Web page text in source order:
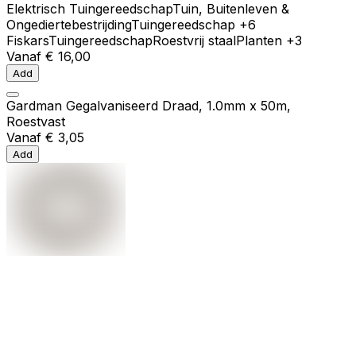
Elektrisch TuingereedschapTuin, Buitenleven &
OngediertebestrijdingTuingereedschap +6
FiskarsTuingereedschapRoestvrij staalPlanten +3
Vanaf € 16,00
Add
Gardman Gegalvaniseerd Draad, 1.0mm x 50m,
Roestvast
Vanaf € 3,05
Add